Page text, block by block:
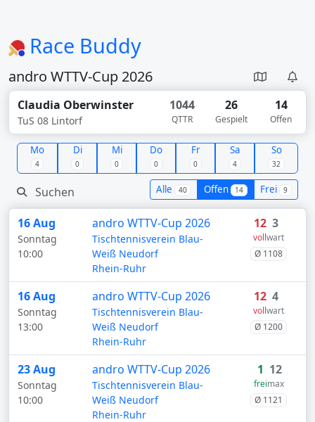
Race Buddy
andro WTTV-Cup 2026
Claudia Oberwinster
TuS 08 Lintorf
1044
QTTR
26
Gespielt
14
Offen
Mo
4
Di
0
Mi
0
Do
0
Fr
0
Sa
4
So
32
Alle 40 Offen 14 Frei 9
16 Aug
Sonntag
10:00
andro WTTV-Cup 2026
Tischtennisverein Blau-
Weiß Neudorf
Rhein-Ruhr
12
voll
3
wart
Ø 1108
16 Aug
Sonntag
13:00
andro WTTV-Cup 2026
Tischtennisverein Blau-
Weiß Neudorf
Rhein-Ruhr
12
voll
4
wart
Ø 1200
23 Aug
Sonntag
10:00
andro WTTV-Cup 2026
Tischtennisverein Blau-
Weiß Neudorf
Rhein-Ruhr
1
frei
12
max
Ø 1121